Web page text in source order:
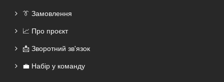
👔 Замовлення
📈 Про проєкт
📩 Зворотний зв'язок
💼 Набір у команду